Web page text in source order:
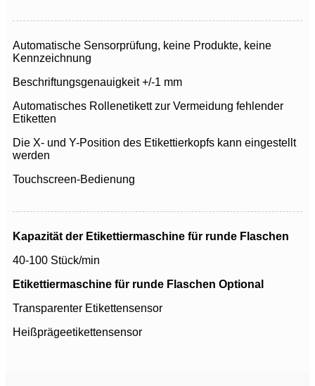
Automatische Sensorprüfung, keine Produkte, keine
Kennzeichnung
Beschriftungsgenauigkeit +/-1 mm
Automatisches Rollenetikett zur Vermeidung fehlender
Etiketten
Die X- und Y-Position des Etikettierkopfs kann eingestellt
werden
Touchscreen-Bedienung
Kapazität der Etikettiermaschine für runde Flaschen
40-100 Stück/min
Etikettiermaschine für runde Flaschen Optional
Transparenter Etikettensensor
Heißprägeetikettensensor